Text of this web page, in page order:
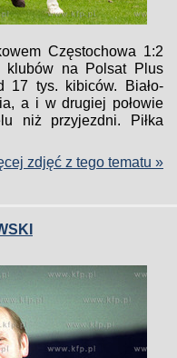
Częstochowa 1:2
klubów na Polsat Plus
17 tys. kibiców. Biało-
a i w drugiej połowie
niż przyjezdni. Piłka
zdjęć z tego tematu »